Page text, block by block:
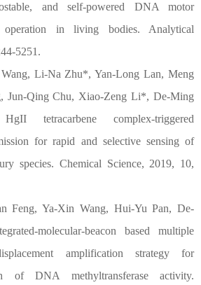
and self-powered DNA motor
operation in living bodies. Analytical
5251.
Li-Na Zhu*, Yan-Long Lan, Meng
Jun-Qing Chu, Xiao-Zeng Li*, De-Ming
tetracarbene complex-triggered
for rapid and selective sensing of
species. Chemical Science, 2019, 10,
Feng, Ya-Xin Wang, Hui-Yu Pan, De-
molecular-beacon based multiple
amplification strategy for
of DNA methyltransferase activity.